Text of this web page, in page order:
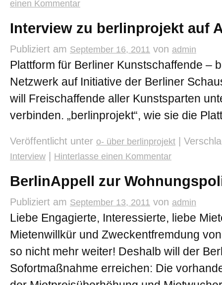
einen Kommentar
Interview zu berlinprojekt auf
Publiziert am September 16, 2011 von admin
Plattform für Berliner Kunstschaffende –
Netzwerk auf Initiative der Berliner
will Freischaffende aller Kunstsparten
verbinden. „berlinprojekt“, wie sie die
Veröffentlicht unter o- über berlinprojekt
Interview Hinterlasse einen Kommentar
BerlinAppell zur
Publiziert am September 13, 2011 von admin
Liebe Engagierte, Interessierte, liebe
Mietenwillkür und Zweckentfremdung
so nicht mehr weiter! Deshalb will der
Sofortmaßnahme erreichen: Die